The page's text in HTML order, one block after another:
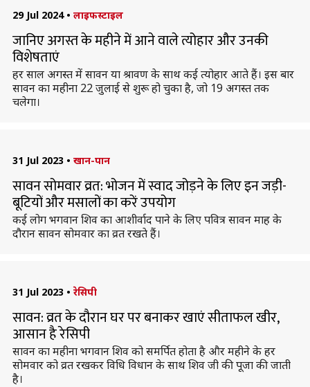
29 Jul 2024 • लाइफस्टाइल
जानिए अगस्त के महीने में आने वाले त्योहार और उनकी
विशेषताएं
हर साल अगस्त में सावन या श्रावण के साथ कई त्योहार आते हैं। इस बार
सावन का महीना 22 जुलाई से शुरू हो चुका है, जो 19 अगस्त तक
चलेगा।
31 Jul 2023 • खान-पान
सावन सोमवार व्रत: भोजन में स्वाद जोड़ने के लिए इन जड़ी-
बूटियों और मसालों का करें उपयोग
कई लोग भगवान शिव का आशीर्वाद पाने के लिए पवित्र सावन माह के
दौरान सावन सोमवार का व्रत रखते हैं।
31 Jul 2023 • रेसिपी
सावन: व्रत के दौरान घर पर बनाकर खाएं सीताफल खीर,
आसान है रेसिपी
सावन का महीना भगवान शिव को समर्पित होता है और महीने के हर
सोमवार को व्रत रखकर विधि विधान के साथ शिव जी की पूजा की जाती
है।